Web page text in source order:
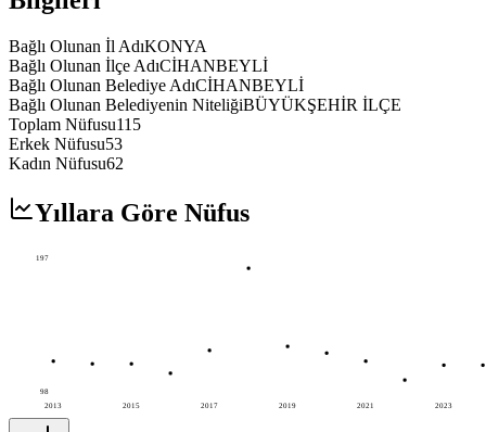
Bağlı Olunan İl AdıKONYA
Bağlı Olunan İlçe AdıCİHANBEYLİ
Bağlı Olunan Belediye AdıCİHANBEYLİ
Bağlı Olunan Belediyenin NiteliğiBÜYÜKŞEHİR İLÇE
Toplam Nüfusu115
Erkek Nüfusu53
Kadın Nüfusu62
Yıllara Göre Nüfus
2013 2015 2017 2019 2021 2023
197
98